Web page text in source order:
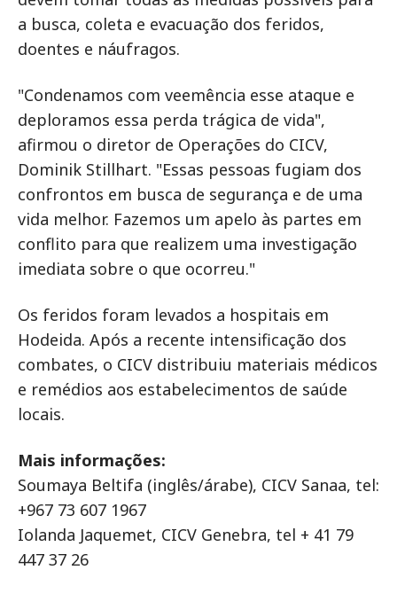
a busca, coleta e evacuação dos feridos,
doentes e náufragos.
"Condenamos com veemência esse ataque e
deploramos essa perda trágica de vida",
afirmou o diretor de Operações do CICV,
Dominik Stillhart. "Essas pessoas fugiam dos
confrontos em busca de segurança e de uma
vida melhor. Fazemos um apelo às partes em
conflito para que realizem uma investigação
imediata sobre o que ocorreu."
Os feridos foram levados a hospitais em
Hodeida. Após a recente intensificação dos
combates, o CICV distribuiu materiais médicos
e remédios aos estabelecimentos de saúde
locais.
Mais informações:
Soumaya Beltifa (inglês/árabe), CICV Sanaa, tel:
+967 73 607 1967
Iolanda Jaquemet, CICV Genebra, tel + 41 79
447 37 26